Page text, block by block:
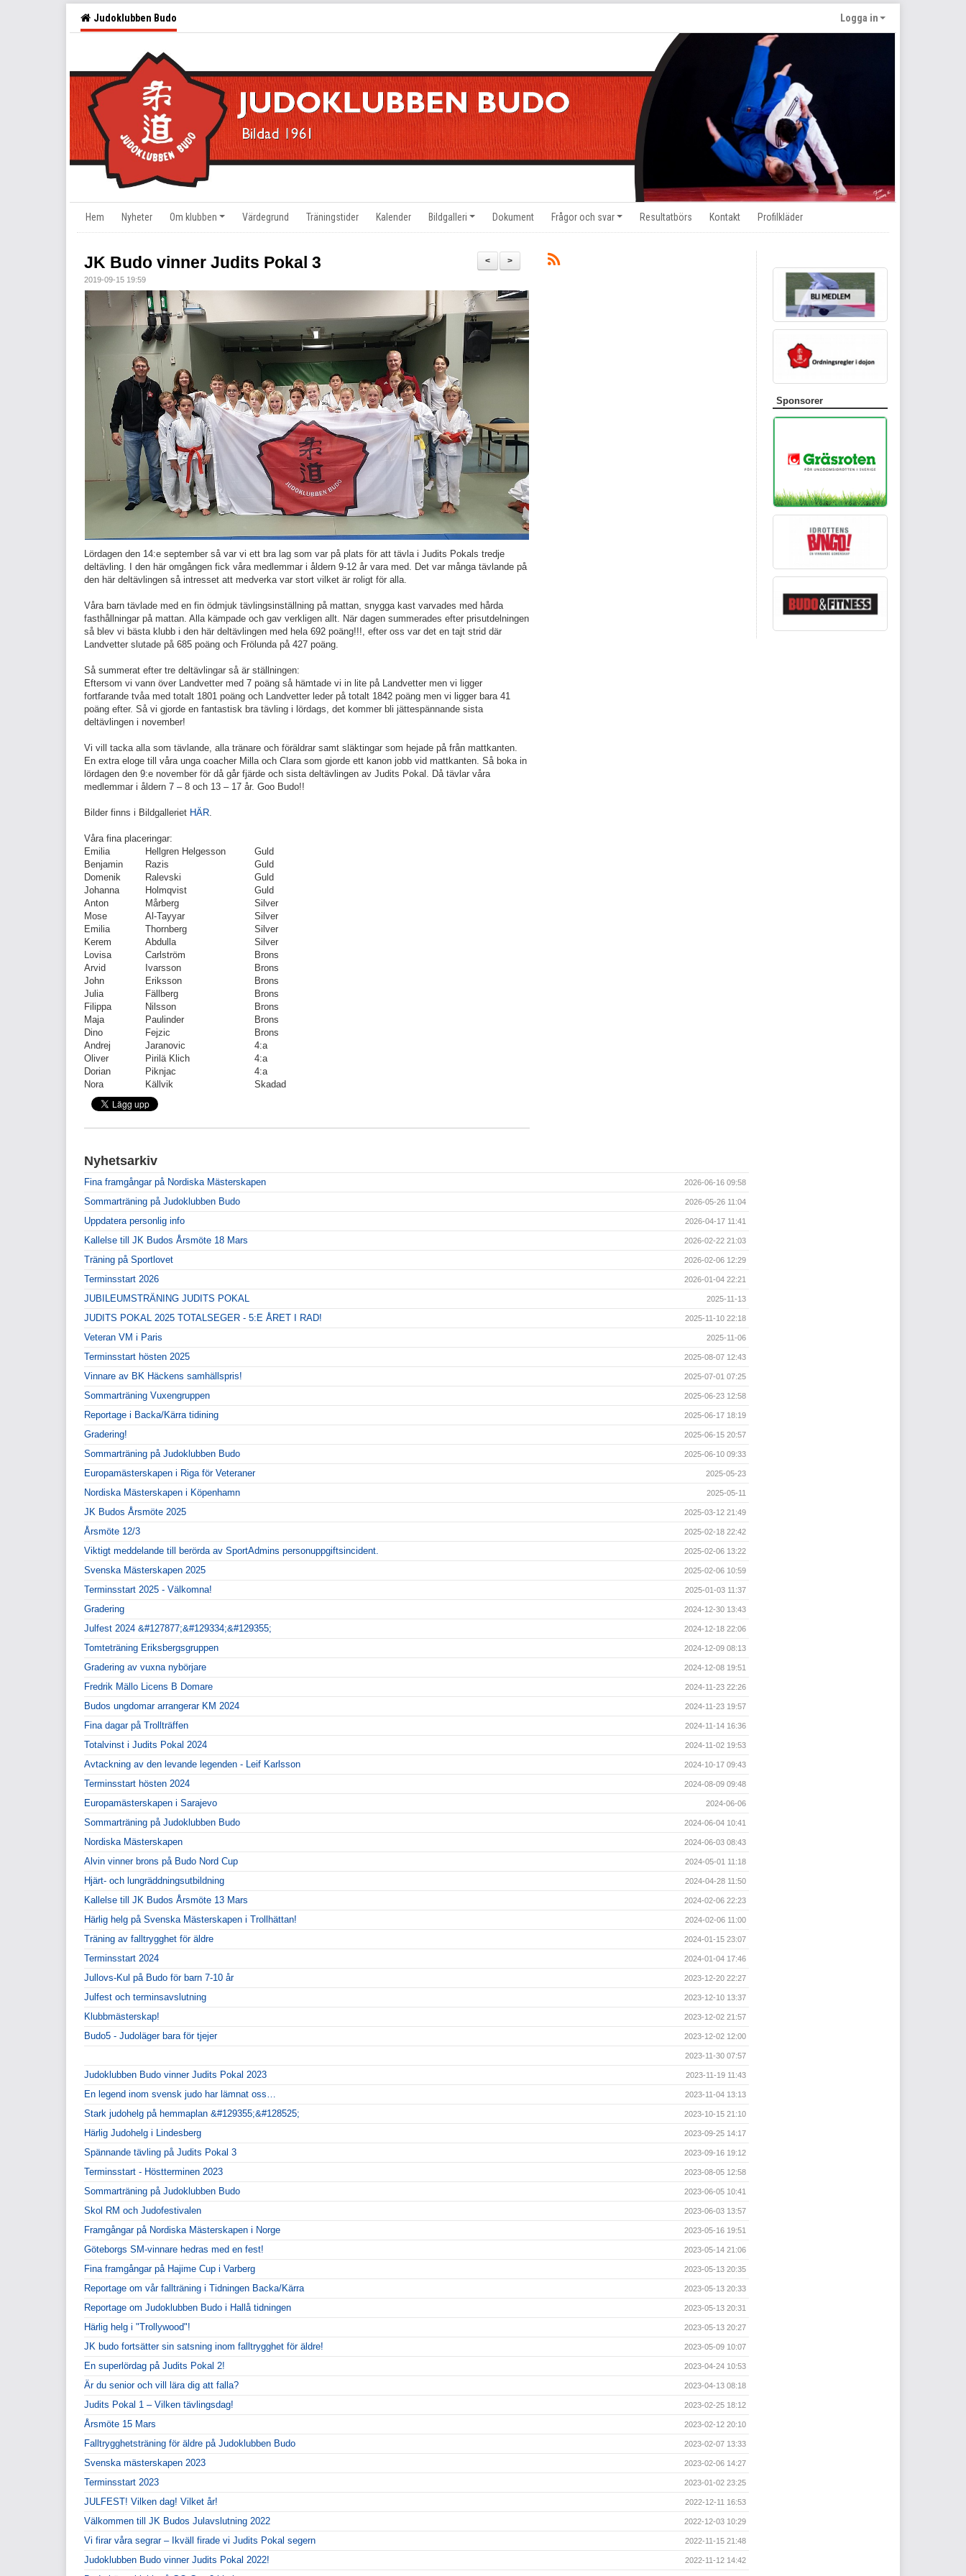
Judoklubben Budo Logga in
Hem Nyheter Om klubben Värdegrund Träningstider Kalender Bildgalleri Dokument Frågor och svar Resultatbörs Kontakt Profilkläder
>
<
JK Budo vinner Judits Pokal 3
2019-09-15 19:59
Lördagen den 14:e september så var vi ett bra lag som var på plats för att tävla i Judits Pokals tredje
deltävling. I den här omgången fick våra medlemmar i åldern 9-12 år vara med. Det var många tävlande på
den här deltävlingen så intresset att medverka var stort vilket är roligt för alla.
Våra barn tävlade med en fin ödmjuk tävlingsinställning på mattan, snygga kast varvades med hårda
fasthållningar på mattan. Alla kämpade och gav verkligen allt. När dagen summerades efter prisutdelningen
så blev vi bästa klubb i den här deltävlingen med hela 692 poäng!!!, efter oss var det en tajt strid där
Landvetter slutade på 685 poäng och Frölunda på 427 poäng.
Så summerat efter tre deltävlingar så är ställningen:
Eftersom vi vann över Landvetter med 7 poäng så hämtade vi in lite på Landvetter men vi ligger
fortfarande tvåa med totalt 1801 poäng och Landvetter leder på totalt 1842 poäng men vi ligger bara 41
poäng efter. Så vi gjorde en fantastisk bra tävling i lördags, det kommer bli jättespännande sista
deltävlingen i november!
Vi vill tacka alla som tävlande, alla tränare och föräldrar samt släktingar som hejade på från mattkanten.
En extra eloge till våra unga coacher Milla och Clara som gjorde ett kanon jobb vid mattkanten. Så boka in
lördagen den 9:e november för då går fjärde och sista deltävlingen av Judits Pokal. Då tävlar våra
medlemmar i åldern 7 – 8 och 13 – 17 år. Goo Budo!!
Bilder finns i Bildgalleriet HÄR.
Våra fina placeringar:
Emilia
Hellgren Helgesson
Guld
Benjamin
Razis
Guld
Domenik
Ralevski
Guld
Johanna
Holmqvist
Guld
Anton
Mårberg
Silver
Mose
Al-Tayyar
Silver
Emilia
Thornberg
Silver
Kerem
Abdulla
Silver
Lovisa
Carlström
Brons
Arvid
Ivarsson
Brons
John
Eriksson
Brons
Julia
Fällberg
Brons
Filippa
Nilsson
Brons
Maja
Paulinder
Brons
Dino
Fejzic
Brons
Andrej
Jaranovic
4:a
Oliver
Pirilä Klich
4:a
Dorian
Piknjac
4:a
Nora
Källvik Skadad
Nyhetsarkiv
Fina framgångar på Nordiska Mästerskapen 2026-06-16 09:58
Sommarträning på Judoklubben Budo 2026-05-26 11:04
Uppdatera personlig info 2026-04-17 11:41
Kallelse till JK Budos Årsmöte 18 Mars 2026-02-22 21:03
Träning på Sportlovet 2026-02-06 12:29
Terminsstart 2026 2026-01-04 22:21
JUBILEUMSTRÄNING JUDITS POKAL 2025-11-13
JUDITS POKAL 2025 TOTALSEGER - 5:E ÅRET I RAD! 2025-11-10 22:18
Veteran VM i Paris 2025-11-06
Terminsstart hösten 2025 2025-08-07 12:43
Vinnare av BK Häckens samhällspris! 2025-07-01 07:25
Sommarträning Vuxengruppen 2025-06-23 12:58
Reportage i Backa/Kärra tidining 2025-06-17 18:19
Gradering! 2025-06-15 20:57
Sommarträning på Judoklubben Budo 2025-06-10 09:33
Europamästerskapen i Riga för Veteraner 2025-05-23
Nordiska Mästerskapen i Köpenhamn 2025-05-11
JK Budos Årsmöte 2025 2025-03-12 21:49
Årsmöte 12/3 2025-02-18 22:42
Viktigt meddelande till berörda av SportAdmins personuppgiftsincident. 2025-02-06 13:22
Svenska Mästerskapen 2025 2025-02-06 10:59
Terminsstart 2025 - Välkomna! 2025-01-03 11:37
Gradering 2024-12-30 13:43
Julfest 2024 &#127877;&#129334;&#129355; 2024-12-18 22:06
Tomteträning Eriksbergsgruppen 2024-12-09 08:13
Gradering av vuxna nybörjare 2024-12-08 19:51
Fredrik Mällo Licens B Domare 2024-11-23 22:26
Budos ungdomar arrangerar KM 2024 2024-11-23 19:57
Fina dagar på Trollträffen 2024-11-14 16:36
Totalvinst i Judits Pokal 2024 2024-11-02 19:53
Avtackning av den levande legenden - Leif Karlsson 2024-10-17 09:43
Terminsstart hösten 2024 2024-08-09 09:48
Europamästerskapen i Sarajevo 2024-06-06
Sommarträning på Judoklubben Budo 2024-06-04 10:41
Nordiska Mästerskapen 2024-06-03 08:43
Alvin vinner brons på Budo Nord Cup 2024-05-01 11:18
Hjärt- och lungräddningsutbildning 2024-04-28 11:50
Kallelse till JK Budos Årsmöte 13 Mars 2024-02-06 22:23
Härlig helg på Svenska Mästerskapen i Trollhättan! 2024-02-06 11:00
Träning av falltrygghet för äldre 2024-01-15 23:07
Terminsstart 2024 2024-01-04 17:46
Jullovs-Kul på Budo för barn 7-10 år 2023-12-20 22:27
Julfest och terminsavslutning 2023-12-10 13:37
Klubbmästerskap! 2023-12-02 21:57
Budo5 - Judoläger bara för tjejer 2023-12-02 12:00
2023-11-30 07:57
Judoklubben Budo vinner Judits Pokal 2023 2023-11-19 11:43
En legend inom svensk judo har lämnat oss… 2023-11-04 13:13
Stark judohelg på hemmaplan &#129355;&#128525; 2023-10-15 21:10
Härlig Judohelg i Lindesberg 2023-09-25 14:17
Spännande tävling på Judits Pokal 3 2023-09-16 19:12
Terminsstart - Höstterminen 2023 2023-08-05 12:58
Sommarträning på Judoklubben Budo 2023-06-05 10:41
Skol RM och Judofestivalen 2023-06-03 13:57
Framgångar på Nordiska Mästerskapen i Norge 2023-05-16 19:51
Göteborgs SM-vinnare hedras med en fest! 2023-05-14 21:06
Fina framgångar på Hajime Cup i Varberg 2023-05-13 20:35
Reportage om vår fallträning i Tidningen Backa/Kärra 2023-05-13 20:33
Reportage om Judoklubben Budo i Hallå tidningen 2023-05-13 20:31
Härlig helg i "Trollywood"! 2023-05-13 20:27
JK budo fortsätter sin satsning inom falltrygghet för äldre! 2023-05-09 10:07
En superlördag på Judits Pokal 2! 2023-04-24 10:53
Är du senior och vill lära dig att falla? 2023-04-13 08:18
Judits Pokal 1 – Vilken tävlingsdag! 2023-02-25 18:12
Årsmöte 15 Mars 2023-02-12 20:10
Falltrygghetsträning för äldre på Judoklubben Budo 2023-02-07 13:33
Svenska mästerskapen 2023 2023-02-06 14:27
Terminsstart 2023 2023-01-02 23:25
JULFEST! Vilken dag! Vilket år! 2022-12-11 16:53
Välkommen till JK Budos Julavslutning 2022 2022-12-03 10:29
Vi firar våra segrar – Ikväll firade vi Judits Pokal segern 2022-11-15 21:48
Judoklubben Budo vinner Judits Pokal 2022! 2022-11-12 14:42
Sponsorer